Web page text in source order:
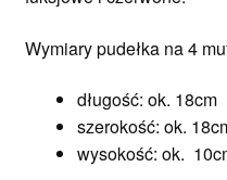
Wymiary pudełka na 4
długość: ok. 18cm
szerokość: ok.
wysokość: ok.